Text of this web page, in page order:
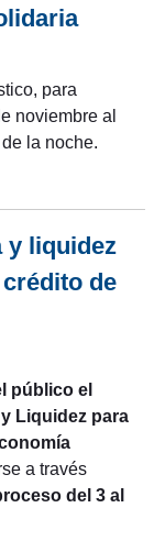
para
noviembre al
la noche.
y liquidez
de
público el
Liquidez para
a través
del 3 al